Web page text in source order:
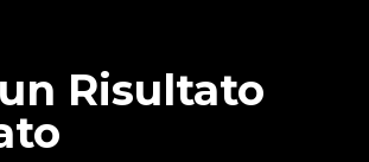
Risultato